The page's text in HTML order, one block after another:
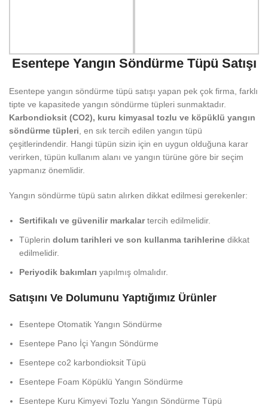
Esentepe Yangın Söndürme Tüpü Satışı
Esentepe yangın söndürme tüpü satışı yapan pek çok firma, farklı
tipte ve kapasitede yangın söndürme tüpleri sunmaktadır.
Karbondioksit (CO2), kuru kimyasal tozlu ve köpüklü yangın
söndürme tüpleri , en sık tercih edilen yangın tüpü
çeşitlerindendir. Hangi tüpün sizin için en uygun olduğuna karar
verirken, tüpün kullanım alanı ve yangın türüne göre bir seçim
yapmanız önemlidir.
Yangın söndürme tüpü satın alırken dikkat edilmesi gerekenler:
Sertifikalı ve güvenilir markalartercih edilmelidir.
Tüplerin dolum tarihleri ve son kullanma tarihlerine dikkat
edilmelidir.
Periyodik bakımları yapılmış olmalıdır.
Satışını Ve Dolumunu Yaptığımız Ürünler
Esentepe Otomatik Yangın Söndürme
Esentepe Pano İçi Yangın Söndürme
Esentepe co2 karbondioksit Tüpü
Esentepe Foam Köpüklü Yangın Söndürme
Esentepe Kuru Kimyevi Tozlu Yangın Söndürme Tüpü